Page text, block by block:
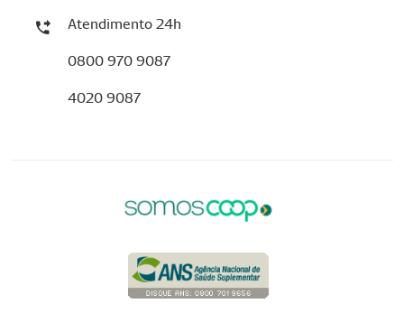
Atendimento 24h
0800 970 9087
4020 9087